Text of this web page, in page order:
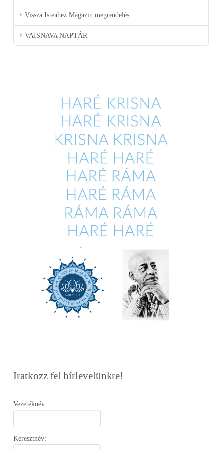
Vissza Istenhez Magazin megrendelés
VAISNAVA NAPTÁR
Iratkozz fel hírlevelünkre!
Vezetéknév:
Keresztnév: